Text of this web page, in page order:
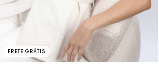
FRETE GRÁTIS